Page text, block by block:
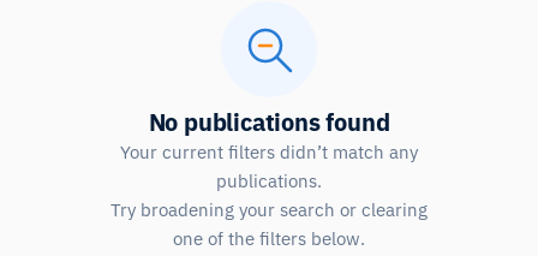
No publications found
Your current filters didn’t match any
publications.
Try broadening your search or clearing
one of the filters below.